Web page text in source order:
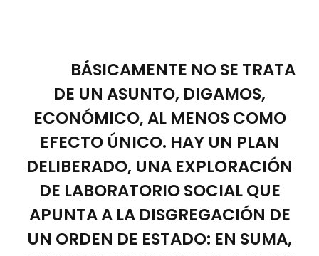
BÁSICAMENTE NO SE TRATA
DE UN ASUNTO, DIGAMOS,
ECONÓMICO, AL MENOS COMO
EFECTO ÚNICO. HAY UN PLAN
DELIBERADO, UNA EXPLORACIÓN
DE LABORATORIO SOCIAL QUE
APUNTA A LA DISGREGACIÓN DE
UN ORDEN DE ESTADO: EN SUMA,